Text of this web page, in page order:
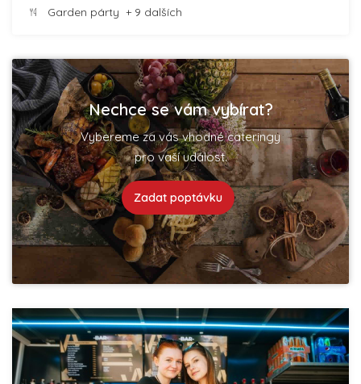
Garden párty + 9 dalších
Nechce se vám vybírat?
Vybereme za vás vhodné cateringy
pro vaší událost.
Zadat poptávku